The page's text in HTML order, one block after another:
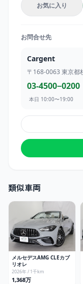
お気に入り
お問合せ先
Cargent
〒168-0063 東京都
03-4500−0200
本日 10:00〜19:00
類似車両
メルセデスAMG CLEカブ
リオレ
2026年 / 1千km
1,368万